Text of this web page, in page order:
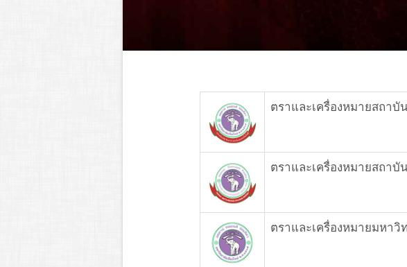
ตราและเครื่องหมายสถา
ตราและเครื่องหมายสถา
ตราและเครื่องหมายมหา